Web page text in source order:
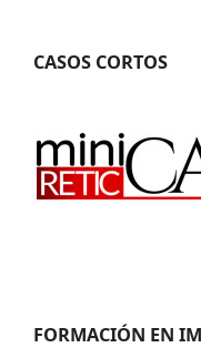
CASOS CORTOS
FORMACIÓN EN